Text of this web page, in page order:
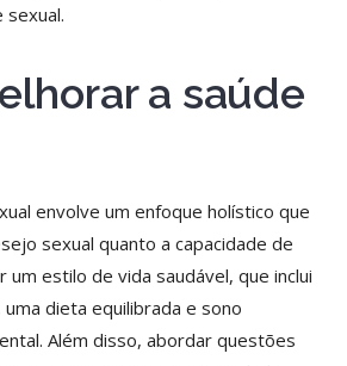
sexual.
a saúde
envolve um enfoque holístico que
sexual quanto a capacidade de
um estilo de vida saudável, que inclui
dieta equilibrada e sono
Além disso, abordar questões